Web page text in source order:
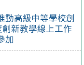
動高級中等學校創
新教學線上工作
加